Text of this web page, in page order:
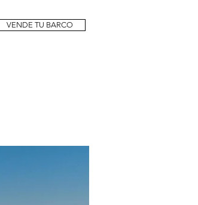
VENDE TU BARCO